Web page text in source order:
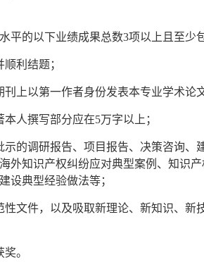
的以下业绩成果总数3项以上且至少
利结题；
上以第一作者身份发表本专业学术论
人撰写部分应在5万字以上；
的调研报告、项目报告、决策咨询
外知识产权纠纷应对典型案例、知识
设典型经验做法等；
文件，以及吸取新理论、新知识、
。